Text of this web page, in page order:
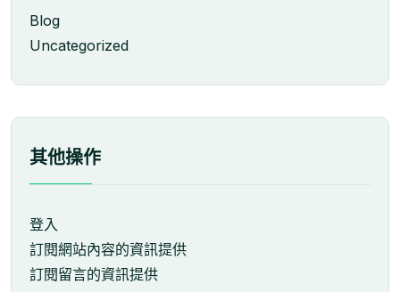
Blog
Uncategorized
其他操作
登入
訂閱網站內容的資訊提供
訂閱留言的資訊提供